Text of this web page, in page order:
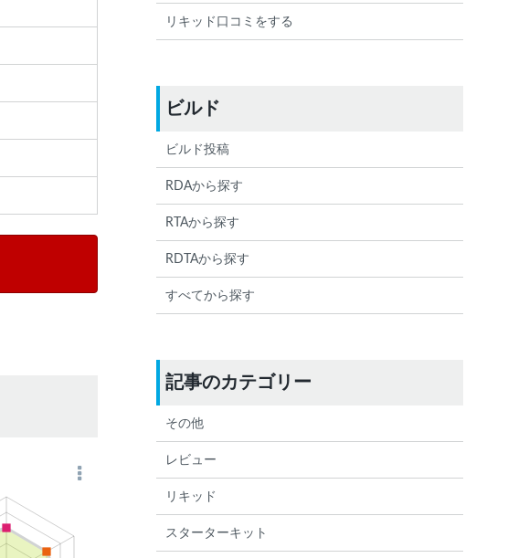
リキッド口コミをする
ビルド
ビルド投稿
RDAから探す
RTAから探す
RDTAから探す
すべてから探す
記事のカテゴリー
その他
レビュー
リキッド
スターターキット